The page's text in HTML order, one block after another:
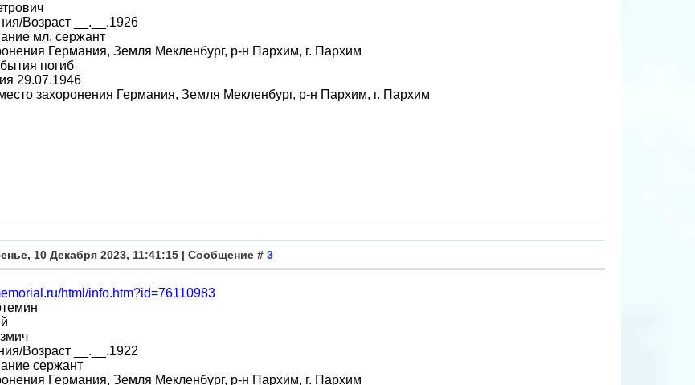
Возраст __.__.1926
мл. сержант
Германия, Земля Мекленбург, р-н Пархим, г. Пархим
погиб
29.07.1946
захоронения Германия, Земля Мекленбург, р-н Пархим, г. Пархим
10 Декабря 2023, 11:41:15 | Сообщение # 3
html/info.htm?id=76110983
Возраст __.__.1922
сержант
Германия, Земля Мекленбург, р-н Пархим, г. Пархим